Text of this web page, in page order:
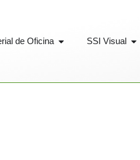
de Oficina Abrir Material
SSI Visual